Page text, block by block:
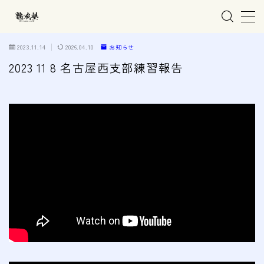
MENU
清須市の道場
2023.11.14 2026.04.10 お知らせ
2023 11 8 名古屋西支部練習報告